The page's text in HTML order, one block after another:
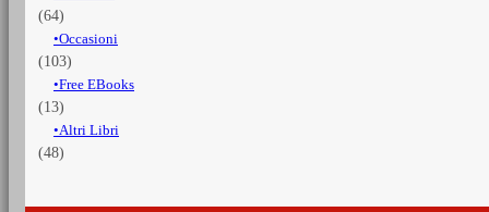
(64)
Occasioni
(103)
Free EBooks
(13)
Altri Libri
(48)